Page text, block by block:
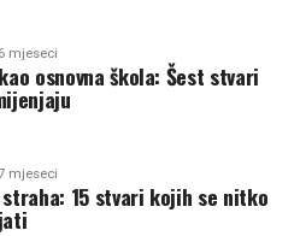
mjeseci
osnovna škola: Šest stvari
mjeseci
15 stvari kojih se nitko